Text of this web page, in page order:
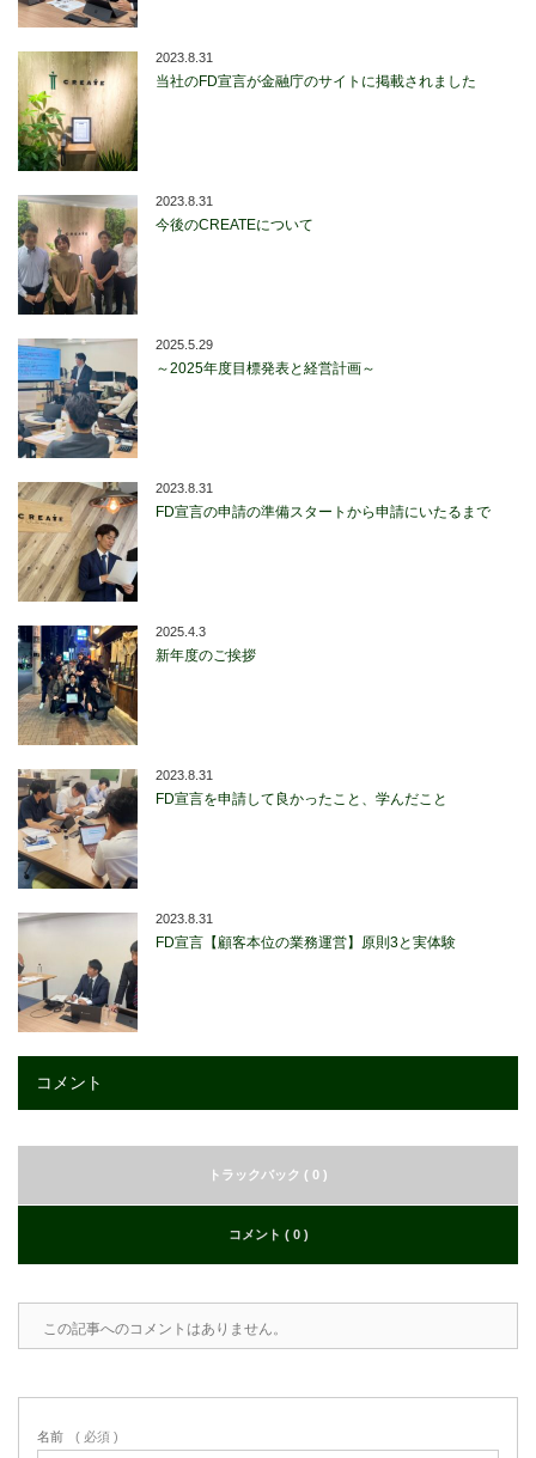
2023.8.31
当社のFD宣言が金融庁のサイトに掲載されました
2023.8.31
今後のCREATEについて
2025.5.29
～2025年度目標発表と経営計画～
2023.8.31
FD宣言の申請の準備スタートから申請にいたるまで
2025.4.3
新年度のご挨拶
2023.8.31
FD宣言を申請して良かったこと、学んだこと
2023.8.31
FD宣言【顧客本位の業務運営】原則3と実体験
コメント
トラックバック ( 0 )
コメント ( 0 )
この記事へのコメントはありません。
名前 ( 必須 )